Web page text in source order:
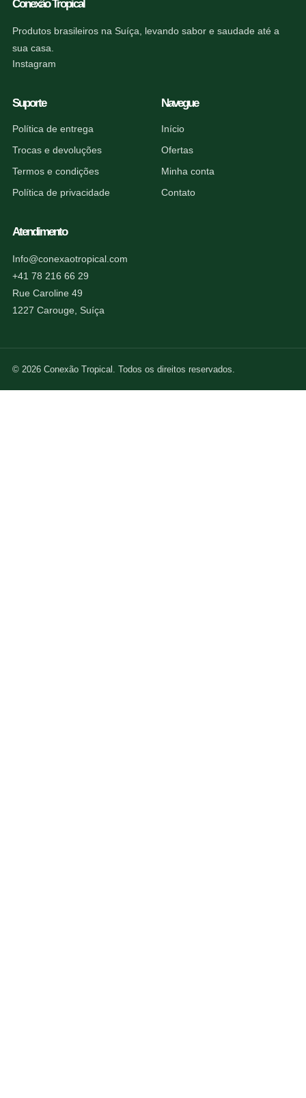
Conexão Tropical
Produtos brasileiros na Suíça, levando sabor e saudade até a
sua casa.
Instagram
Suporte
Política de entrega
Trocas e devoluções
Termos e condições
Política de privacidade
Navegue
Início
Ofertas
Minha conta
Contato
Atendimento
Info@conexaotropical.com
+41 78 216 66 29
Rue Caroline 49
1227 Carouge, Suíça
© 2026 Conexão Tropical. Todos os direitos reservados.